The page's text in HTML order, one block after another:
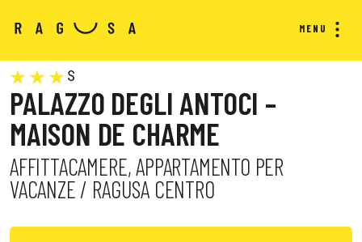
MENU
S
PALAZZO DEGLI ANTOCI –
MAISON DE CHARME
AFFITTACAMERE, APPARTAMENTO PER
VACANZE / RAGUSA CENTRO